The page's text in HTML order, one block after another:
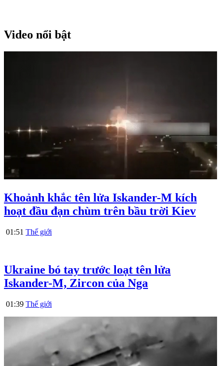
Video nổi bật
Khoảnh khắc tên lửa Iskander-M kích
hoạt đầu đạn chùm trên bầu trời Kiev
01:51 Thế giới
Ukraine bó tay trước loạt tên lửa
Iskander-M, Zircon của Nga
01:39 Thế giới